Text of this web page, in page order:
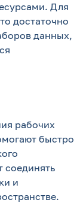
Для
достаточно
данных,
рабочих
быстро
соединять
и